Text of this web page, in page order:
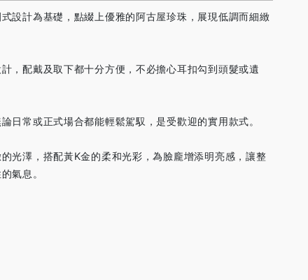
設計為基礎，點綴上優雅的阿古屋珍珠，展現低調而細緻
，配戴及取下都十分方便，不必擔心耳扣勾到頭髮或遺
日常或正式場合都能輕鬆駕馭，是受歡迎的實用款式。
光澤，搭配黃K金的柔和光彩，為臉龐增添明亮感，讓整
氣息。